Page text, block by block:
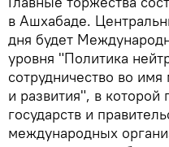
в Ашхабаде.
дня будет
уровня "Политика
сотрудничество во
и развития", в которой
государств и
международных